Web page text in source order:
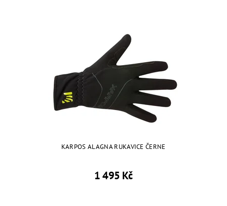
KARPOS ALAGNA RUKAVICE ČERNE
1 495 Kč